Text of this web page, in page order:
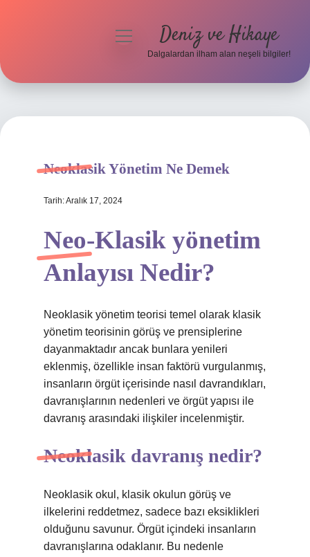
Hakkımızda
menüyü
Deniz ve Hikaye
Dalgalardan ilham alan neşeli bilgiler!
Neoklasik Yönetim Ne Demek
Tarih: Aralık 17, 2024
Neo-Klasik yönetim
Anlayısı Nedir?
Neoklasik yönetim teorisi temel olarak klasik
yönetim teorisinin görüş ve prensiplerine
dayanmaktadır ancak bunlara yenileri
eklenmiş, özellikle insan faktörü vurgulanmış,
insanların örgüt içerisinde nasıl davrandıkları,
davranışlarının nedenleri ve örgüt yapısı ile
davranış arasındaki ilişkiler incelenmiştir.
Neoklasik davranış nedir?
Neoklasik okul, klasik okulun görüş ve
ilkelerini reddetmez, sadece bazı eksiklikleri
olduğunu savunur. Örgüt içindeki insanların
davranışlarına odaklanır. Bu nedenle